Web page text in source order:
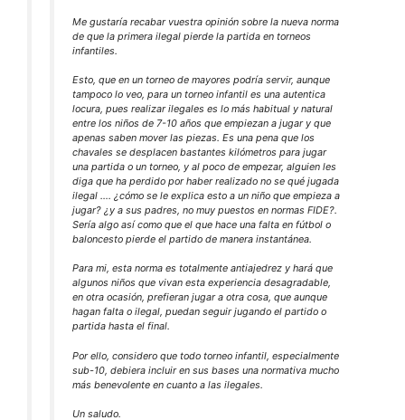
Me gustaría recabar vuestra opinión sobre la nueva norma
de que la primera ilegal pierde la partida en torneos
infantiles.
Esto, que en un torneo de mayores podría servir, aunque
tampoco lo veo, para un torneo infantil es una autentica
locura, pues realizar ilegales es lo más habitual y natural
entre los niños de 7-10 años que empiezan a jugar y que
apenas saben mover las piezas. Es una pena que los
chavales se desplacen bastantes kilómetros para jugar
una partida o un torneo, y al poco de empezar, alguien les
diga que ha perdido por haber realizado no se qué jugada
ilegal …. ¿cómo se le explica esto a un niño que empieza a
jugar? ¿y a sus padres, no muy puestos en normas FIDE?.
Sería algo así como que el que hace una falta en fútbol o
baloncesto pierde el partido de manera instantánea.
Para mi, esta norma es totalmente antiajedrez y hará que
algunos niños que vivan esta experiencia desagradable,
en otra ocasión, prefieran jugar a otra cosa, que aunque
hagan falta o ilegal, puedan seguir jugando el partido o
partida hasta el final.
Por ello, considero que todo torneo infantil, especialmente
sub-10, debiera incluir en sus bases una normativa mucho
más benevolente en cuanto a las ilegales.
Un saludo.